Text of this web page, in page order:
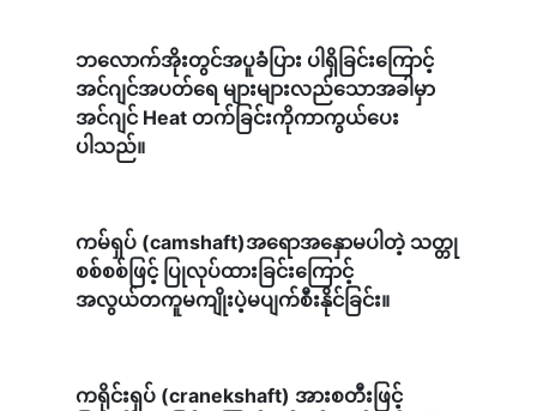
ဘလောက်အိုးတွင်အပူခံပြား ပါရှိခြင်းကြောင့်
အင်ဂျင်အပတ်ရေ များများလည်သောအခါမှာ
အင်ဂျင် Heat တက်ခြင်းကိုကာကွယ်ပေး
ပါသည်။
ကမ်ရှပ် (camshaft)အ‌ရောအ‌နှောမပါတဲ့ သတ္တု
စစ်စစ်ဖြင့် ပြုလုပ်ထားခြင်းကြောင့်
အလွယ်တကူမကျိုးပဲ့မပျက်စီးနိုင်ခြင်း။
ကရိုင်းရှပ် (cranekshaft) အားစတီးဖြင့်